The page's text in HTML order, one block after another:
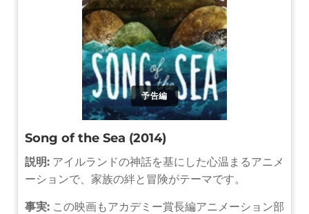
予告編
Song of the Sea (2014)
説明: アイルランドの神話を基にした心温まるアニメ
ーションで、家族の絆と冒険がテーマです。
事実: この映画もアカデミー賞長編アニメーション部